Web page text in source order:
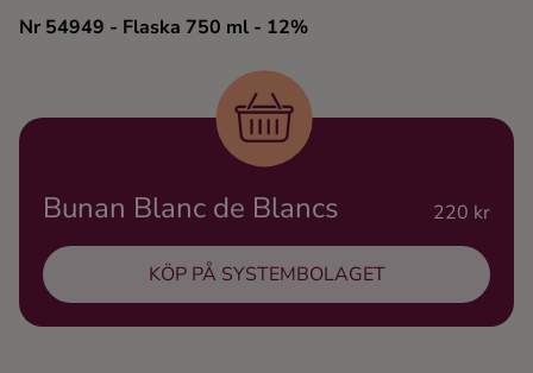
Nr 54949 - Flaska 750 ml - 12%
Bunan Blanc de Blancs 220 kr
KÖP PÅ SYSTEMBOLAGET